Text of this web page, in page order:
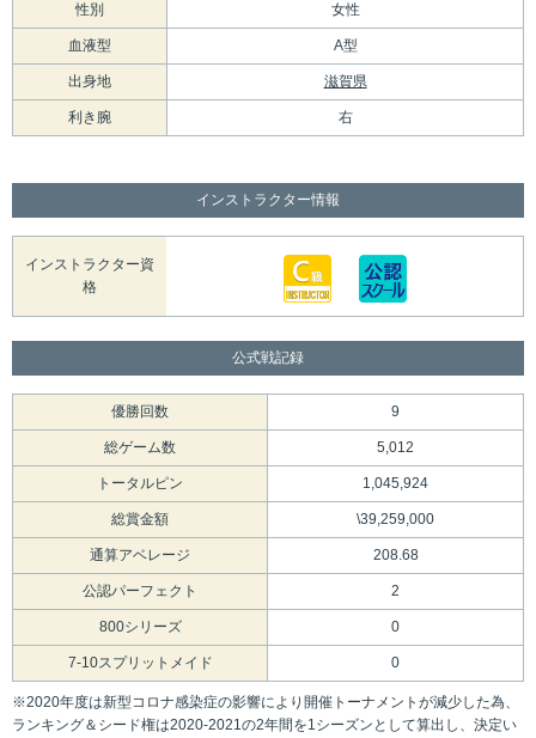
性別 女性
血液型 A型
出身地 滋賀県
利き腕 右
インストラクター情報
インストラクター資
格
公式戦記録
優勝回数 9
総ゲーム数 5,012
トータルピン 1,045,924
総賞金額 \39,259,000
通算アベレージ 208.68
公認パーフェクト 2
800シリーズ 0
7-10スプリットメイド 0
※2020年度は新型コロナ感染症の影響により開催トーナメントが減少した為、
ランキング＆シード権は2020-2021の2年間を1シーズンとして算出し、決定い